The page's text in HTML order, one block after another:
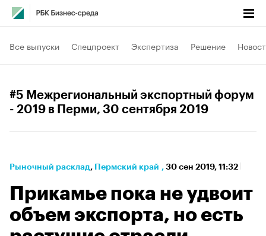
Все выпуски Спецпроект Экспертиза Решение
#5 Межрегиональный экспортный форум
- 2019 в Перми, 30 сентября 2019
Рыночный расклад⁠, Пермский край , 30 сен 2019, 11:32
Прикамье пока не удвоит
объем экспорта, но есть